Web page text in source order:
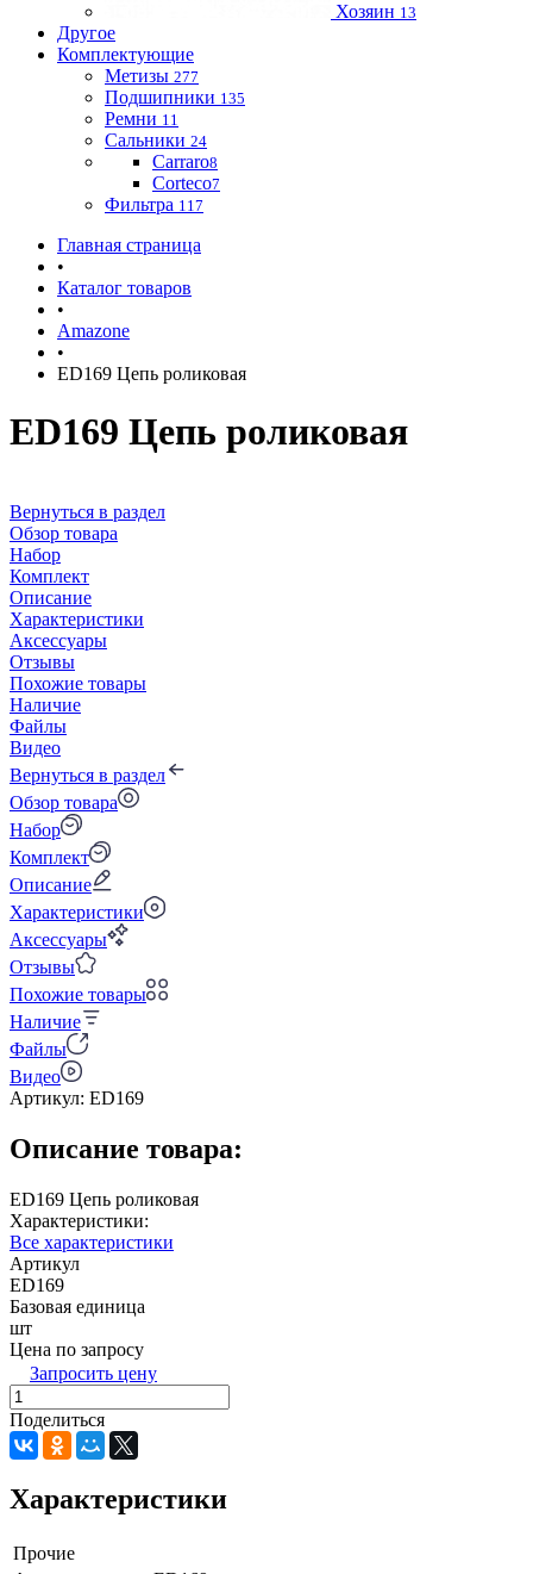
Хозяин 13
Другое
Комплектующие
Метизы 277
Подшипники 135
Ремни 11
Сальники 24
Carraro8
Corteco7
Фильтра 117
Главная страница
•
Каталог товаров
•
Amazone
•
ED169 Цепь роликовая
ED169 Цепь роликовая
Вернуться в раздел
Обзор товара
Набор
Комплект
Описание
Характеристики
Аксессуары
Отзывы
Похожие товары
Наличие
Файлы
Видео
Вернуться в раздел
Обзор товара
Набор
Комплект
Описание
Характеристики
Аксессуары
Отзывы
Похожие товары
Наличие
Файлы
Видео
Артикул: ED169
Описание товара:
ED169 Цепь роликовая
Характеристики:
Все характеристики
Артикул
ED169
Базовая единица
шт
Цена по запросу
Запросить цену
Поделиться
Характеристики
Прочие